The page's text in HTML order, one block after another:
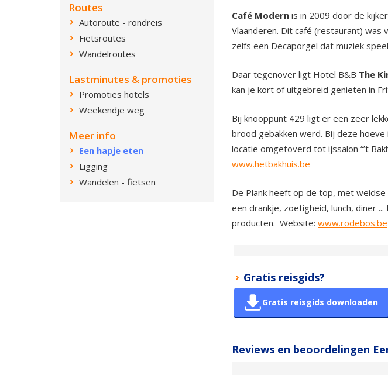
Routes
Autoroute - rondreis
Fietsroutes
Wandelroutes
Lastminutes & promoties
Promoties hotels
Weekendje weg
Meer info
Een hapje eten
Ligging
Wandelen - fietsen
Café Modern is in 2009 door de
Vlaanderen. Dit café (restaurant) was
zelfs een Decaporgel dat muziek
Daar tegenover ligt Hotel B&B The
kan je kort of uitgebreid genieten in
Bij knooppunt 429 ligt er een zeer
brood gebakken werd. Bij deze
locatie omgetoverd tot ijssalon “’t
www.hetbakhuis.be
De Plank heeft op de top, met
een drankje, zoetigheid, lunch, diner
producten. Website: www.rodebos.be
Gratis reisgids?
Gratis reisgids downloaden
Reviews en beoordelingen